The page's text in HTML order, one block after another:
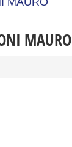
MAURO